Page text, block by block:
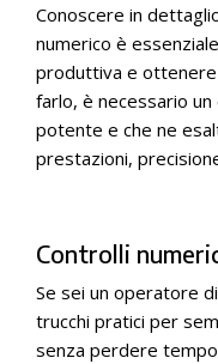
Conoscere in
numerico è
produttiva e ottenere
farlo, è necessario
potente e che ne
prestazioni,
Controlli
Se sei un operatore
trucchi pratici per
senza perdere